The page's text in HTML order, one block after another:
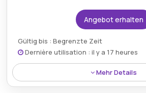
Angebot erhalten
Gültig bis : Begrenzte Zeit
Dernière utilisation : il y a 17 heures
Mehr Details
Das große Anti-Stress-Spielzeug